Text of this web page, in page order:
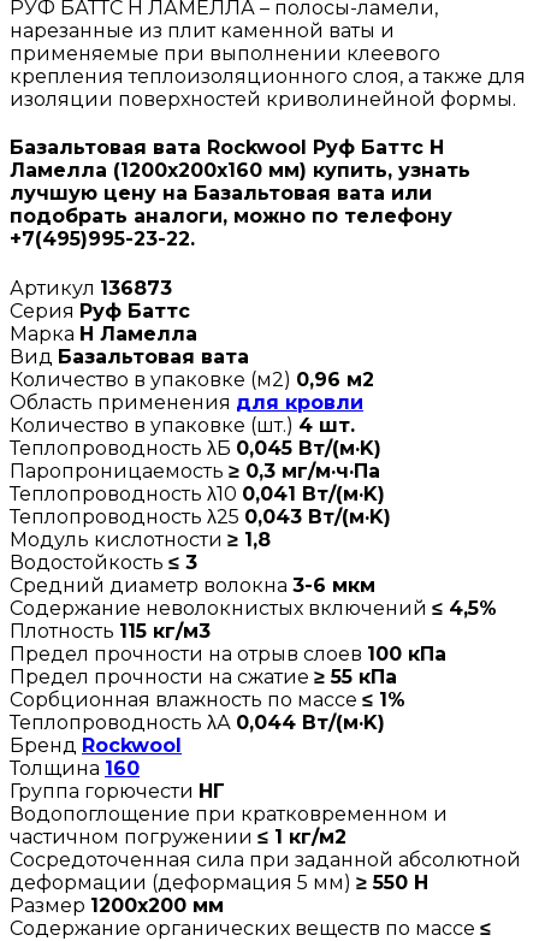
РУФ БАТТС Н ЛАМЕЛЛА – полосы-ламели,
нарезанные из плит каменной ваты и
применяемые при выполнении клеевого
крепления теплоизоляционного слоя, а также для
изоляции поверхностей криволинейной формы.
Базальтовая вата Rockwool Руф Баттс Н
Ламелла (1200х200х160 мм) купить, узнать
лучшую цену на Базальтовая вата или
подобрать аналоги, можно по телефону
+7(495)995-23-22.
Артикул 136873
Серия Руф Баттс
Марка Н Ламелла
Вид Базальтовая вата
Количество в упаковке (м2) 0,96 м2
Область применения для кровли
Количество в упаковке (шт.) 4 шт.
Теплопроводность λБ 0,045 Вт/(м·K)
Паропроницаемость ≥ 0,3 мг/м·ч·Па
Теплопроводность λ10 0,041 Вт/(м·K)
Теплопроводность λ25 0,043 Вт/(м·K)
Модуль кислотности ≥ 1,8
Водостойкость ≤ 3
Средний диаметр волокна 3-6 мкм
Содержание неволокнистых включений ≤ 4,5%
Плотность 115 кг/м3
Предел прочности на отрыв слоев 100 кПа
Предел прочности на сжатие ≥ 55 кПа
Сорбционная влажность по массе ≤ 1%
Теплопроводность λА 0,044 Вт/(м·K)
Бренд Rockwool
Толщина 160
Группа горючести НГ
Водопоглощение при кратковременном и
частичном погружении ≤ 1 кг/м2
Сосредоточенная сила при заданной абсолютной
деформации (деформация 5 мм) ≥ 550 Н
Размер 1200х200 мм
Содержание органических веществ по массе ≤